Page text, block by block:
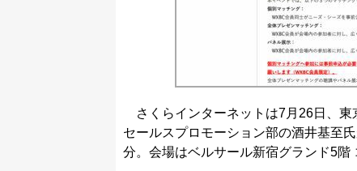
さくらインターネットは7月26日、東
セールスプロモーション部の酒井基至
分。会場はベルサール新宿グランド5階